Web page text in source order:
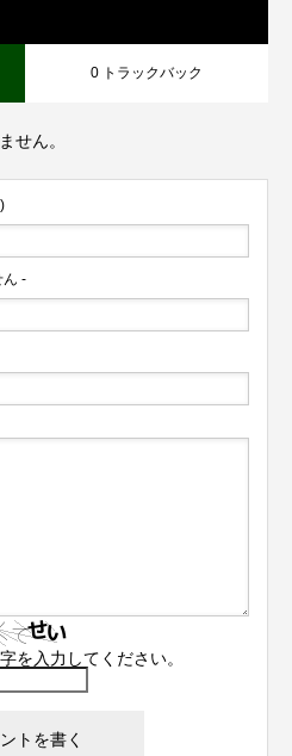
0 トラックバック
せん。
ん -
を入力してください。